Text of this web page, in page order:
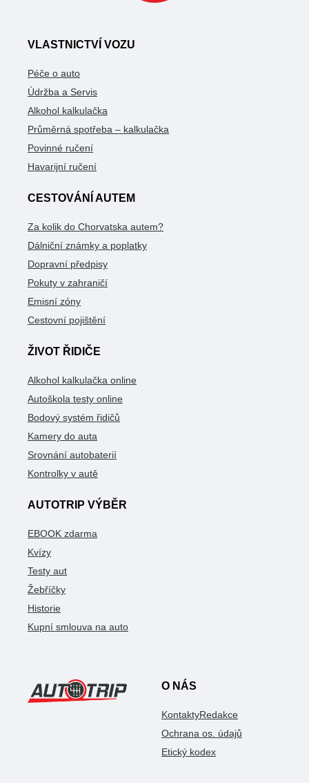
VLASTNICTVÍ VOZU
Péče o auto
Údržba a Servis
Alkohol kalkulačka
Průměrná spotřeba – kalkulačka
Povinné ručení
Havarijní ručení
CESTOVÁNÍ AUTEM
Za kolik do Chorvatska autem?
Dálniční známky a poplatky
Dopravní předpisy
Pokuty v zahraničí
Emisní zóny
Cestovní pojištění
ŽIVOT ŘIDIČE
Alkohol kalkulačka online
Autoškola testy online
Bodový systém řidičů
Kamery do auta
Srovnání autobaterií
Kontrolky v autě
AUTOTRIP VÝBĚR
EBOOK zdarma
Kvízy
Testy aut
Žebříčky
Historie
Kupní smlouva na auto
O NÁS
KontaktyRedakce
Ochrana os. údajů
Etický kodex